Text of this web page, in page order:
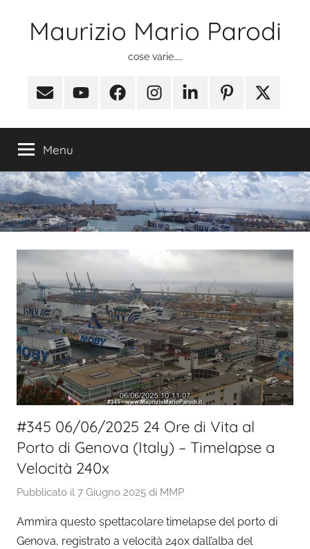
Maurizio Mario Parodi
cose varie……
Email YoutubeFacebookInstagramLinkedinPinterest
X
Twitter)
Menu
#345 06/06/2025 24 Ore di Vita al
Porto di Genova (Italy) – Timelapse a
Velocità 240x
Pubblicato il 7 Giugno 2025 di MMP
Ammira questo spettacolare timelapse del porto di
Genova, registrato a velocità 240x dall’alba del